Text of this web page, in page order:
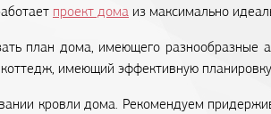
проект дома из максимально
план дома, имеющего разнообразные
имеющий эффективную
кровли дома. Рекомендуем